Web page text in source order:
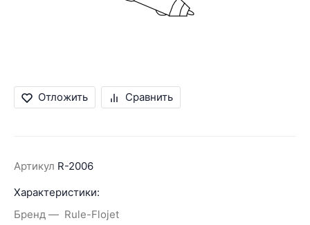
Отложить Сравнить
Артикул R-2006
Характеристики:
Бренд
Rule-Flojet